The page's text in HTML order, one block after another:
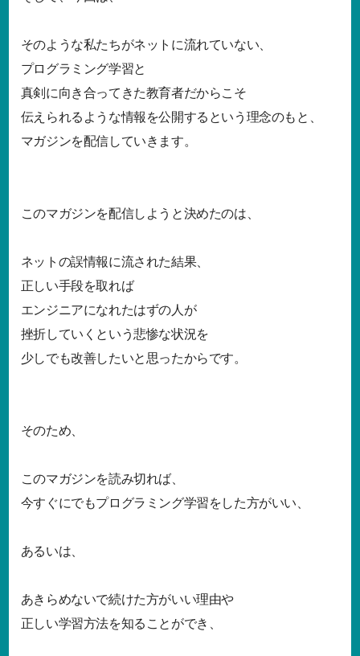
そのような私たちがネットに流れていない、
プログラミング学習と
真剣に向き合ってきた教育者だからこそ
伝えられるような情報を公開するという理念のもと、
マガジンを配信していきます。
このマガジンを配信しようと決めたのは、
ネットの誤情報に流された結果、
正しい手段を取れば
エンジニアになれたはずの人が
挫折していくという悲惨な状況を
少しでも改善したいと思ったからです。
そのため、
このマガジンを読み切れば、
今すぐにでもプログラミング学習をした方がいい、
あるいは、
あきらめないで続けた方がいい理由や
正しい学習方法を知ることができ、